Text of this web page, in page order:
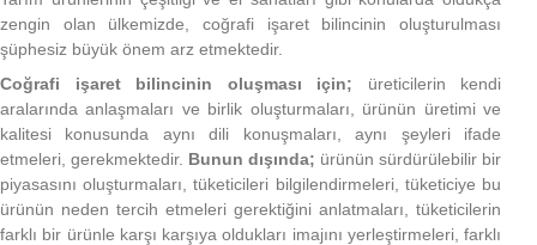
zengin olan ülkemizde, coğrafi işaret bilincinin oluşturulması
şüphesiz büyük önem arz etmektedir.
Coğrafi işaret bilincinin oluşması için; üreticilerin kendi
aralarında anlaşmaları ve birlik oluşturmaları, ürünün üretimi ve
kalitesi konusunda aynı dili konuşmaları, aynı şeyleri ifade
etmeleri, gerekmektedir. Bunun dışında; ürünün sürdürülebilir bir
piyasasını oluşturmaları, tüketicileri bilgilendirmeleri, tüketiciye bu
ürünün neden tercih etmeleri gerektiğini anlatmaları, tüketicilerin
farklı bir ürünle karşı karşıya oldukları imajını yerleştirmeleri, farklı